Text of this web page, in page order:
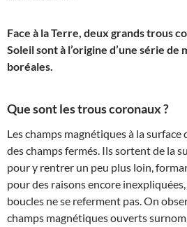
Face à la Terre, deux grands trous
Soleil sont à l’origine d’une série
boréales.
Que sont les trous coronaux ?
Les champs magnétiques à la surface
des champs fermés. Ils sortent de la
pour y rentrer un peu plus loin,
pour des raisons encore
boucles ne se referment pas. On
champs magnétiques ouverts